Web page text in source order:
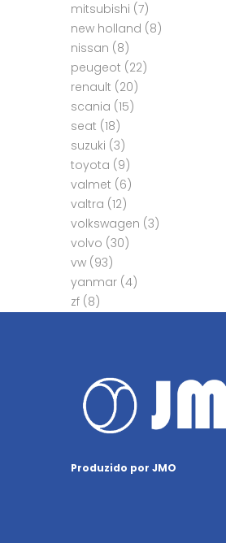
mitsubishi (7)
new holland (8)
nissan (8)
peugeot (22)
renault (20)
scania (15)
seat (18)
suzuki (3)
toyota (9)
valmet (6)
valtra (12)
volkswagen (3)
volvo (30)
vw (93)
yanmar (4)
zf (8)
Produzido por JMO